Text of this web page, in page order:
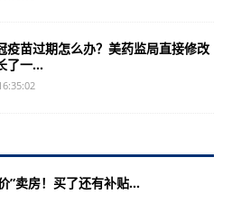
疫苗过期怎么办？美药监局直接修改
了一...
”卖房！买了还有补贴...